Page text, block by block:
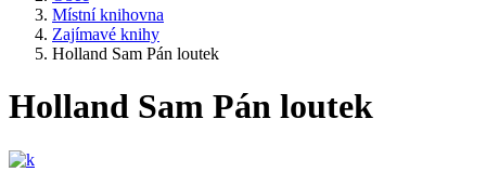
Místní knihovna
Zajímavé knihy
Holland Sam Pán loutek
Holland Sam Pán loutek